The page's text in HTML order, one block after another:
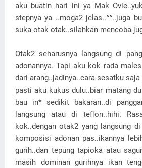
aku buatin hari ini ya Mak
stepnya ya ..moga2 jelas..^^..juga
suka otak otak..silahkan mencoba
Otak2 seharusnya langsung di
adonannya. Tapi aku kok rada
dari arang..jadinya..cara sesatku
pasti aku kukus dulu..biar matang
bau in* sedikit bakaran..di
langsung atau di teflon..hihi.
kok..dengan otak2 yang langsung
komposisi adonan pas..ikannya
gurih..dan tepung tapioka atau
masih dominan gurihnya ikan